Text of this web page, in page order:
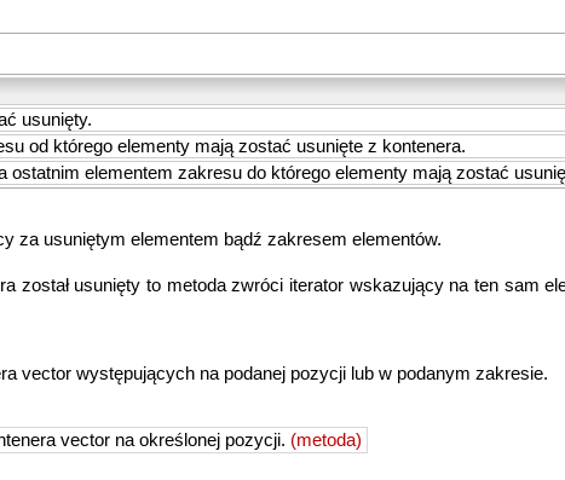
usunięty.
od którego elementy mają zostać usunięte z kontenera.
ostatnim elementem zakresu do którego elementy mają zostać
za usuniętym elementem bądź zakresem elementów.
został usunięty to metoda zwróci iterator wskazujący na ten sam
vector występujących na podanej pozycji lub w podanym zakresie.
vector na określonej pozycji. (metoda)